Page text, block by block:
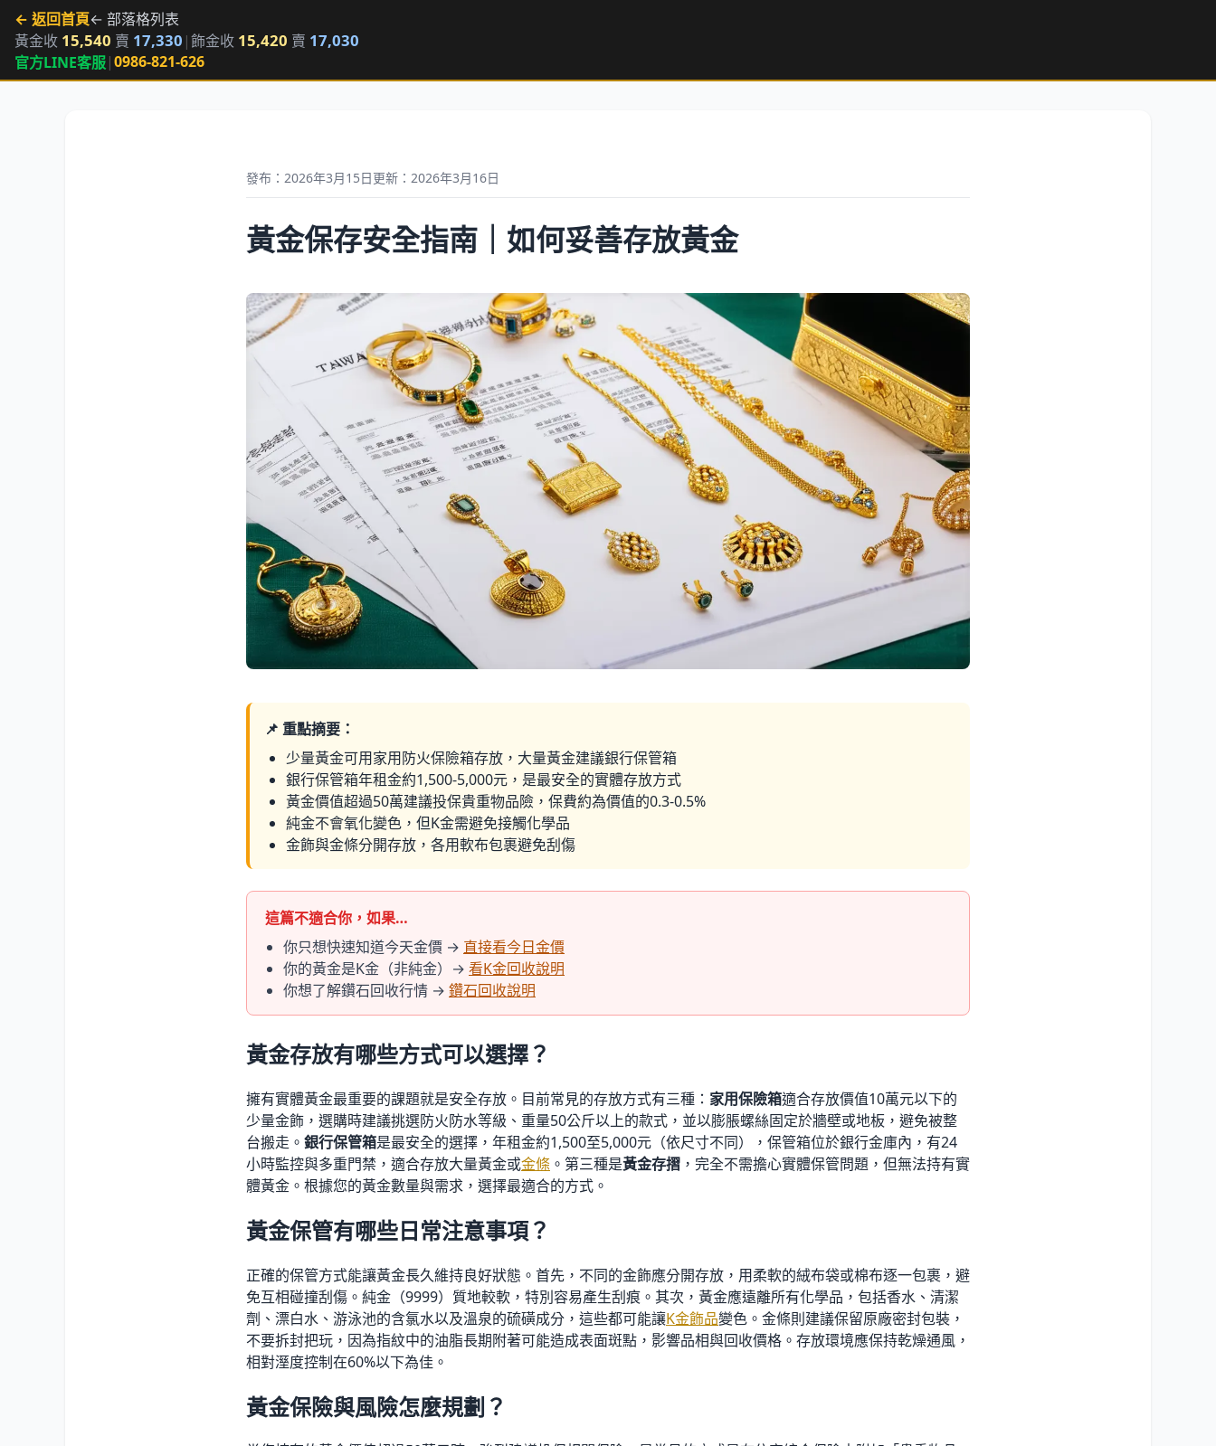
← 返回首頁← 部落格列表
黃金收 15,540 賣 17,330 |飾金收 15,420 賣 17,030
官方LINE客服|0986-821-626
發布：2026年3月15日更新：2026年3月16日
黃金保存安全指南｜如何妥善存放黃金
📌 重點摘要：
少量黃金可用家用防火保險箱存放，大量黃金建議銀行保管箱
銀行保管箱年租金約1,500-5,000元，是最安全的實體存放方式
黃金價值超過50萬建議投保貴重物品險，保費約為價值的0.3-0.5%
純金不會氧化變色，但K金需避免接觸化學品
金飾與金條分開存放，各用軟布包裹避免刮傷
這篇不適合你，如果…
你只想快速知道今天金價 → 直接看今日金價
你的黃金是K金（非純金）→ 看K金回收說明
你想了解鑽石回收行情 → 鑽石回收說明
黃金存放有哪些方式可以選擇？
擁有實體黃金最重要的課題就是安全存放。目前常見的存放方式有三種： 家用保險箱適合存放價值10萬元以下的
少量金飾，選購時建議挑選防火防水等級、重量50公斤以上的款式，並以膨脹螺絲固定於牆壁或地板，避免被整
台搬走。 銀行保管箱是最安全的選擇，年租金約1,500至5,000元（依尺寸不同），保管箱位於銀行金庫內，有24
小時監控與多重門禁，適合存放大量黃金或金條 。第三種是黃金存摺 ，完全不需擔心實體保管問題，但無法持有實
體黃金。根據您的黃金數量與需求，選擇最適合的方式。
黃金保管有哪些日常注意事項？
正確的保管方式能讓黃金長久維持良好狀態。首先，不同的金飾應分開存放，用柔軟的絨布袋或棉布逐一包裹，避
免互相碰撞刮傷。純金（9999）質地較軟，特別容易產生刮痕。其次，黃金應遠離所有化學品，包括香水、清潔
劑、漂白水、游泳池的含氯水以及溫泉的硫磺成分，這些都可能讓K金飾品變色。金條則建議保留原廠密封包裝，
不要拆封把玩，因為指紋中的油脂長期附著可能造成表面斑點，影響品相與回收價格。存放環境應保持乾燥通風，
相對溼度控制在60%以下為佳。
黃金保險與風險怎麼規劃？